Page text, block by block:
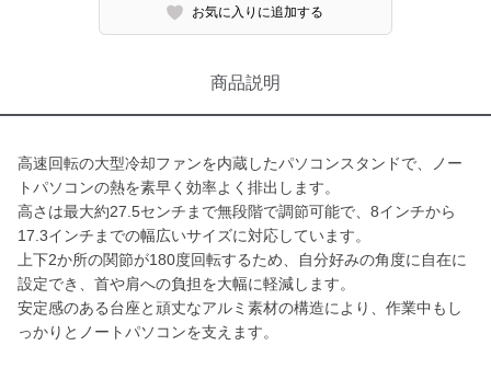
お気に入りに追加する
商品説明
高速回転の大型冷却ファンを内蔵したパソコンスタンドで、ノー
トパソコンの熱を素早く効率よく排出します。
高さは最大約27.5センチまで無段階で調節可能で、8インチから
17.3インチまでの幅広いサイズに対応しています。
上下2か所の関節が180度回転するため、自分好みの角度に自在に
設定でき、首や肩への負担を大幅に軽減します。
安定感のある台座と頑丈なアルミ素材の構造により、作業中もし
っかりとノートパソコンを支えます。